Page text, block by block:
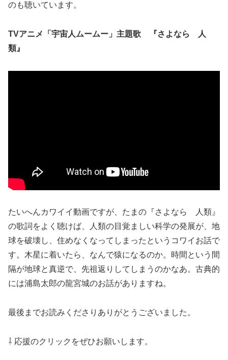
のも聴いています。
TVアニメ「宇宙人ムームー」主題歌 『さよなら 人
類』
たいへんカワイイ動画ですが、たまの『さよなら 人類』
の歌詞をよく聴けば、人類の目覚ましい科学の発展が、地
球を破壊し、住めなくなってしまったというコワイお話で
す。木星に着いたら、なんで猿になるのか。時間という間
隔が地球と真逆で、先祖返りしてしまうのかなあ。古典的
には浦島太郎の龍宮城のお話がありますね。
最後までお読みくださりありがとうございました。
⇩ 応援のクリックをぜひお願いします。